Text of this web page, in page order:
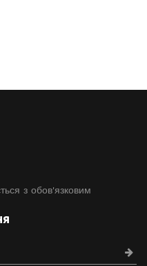
з обов'язковим